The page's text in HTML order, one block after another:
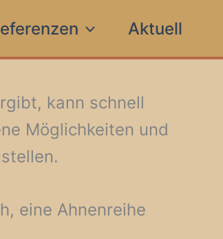
Aktuell
kann schnell
Möglichkeiten und
eine Ahnenreihe